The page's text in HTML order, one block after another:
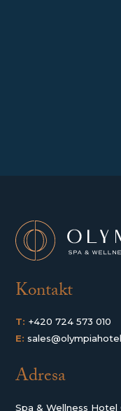
Kontakt
T: +420 724 573 010
E:
Adresa
Spa & Wellness